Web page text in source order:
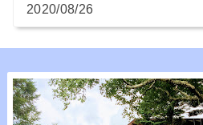
2020/08/26